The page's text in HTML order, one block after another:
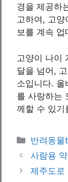
경을 제공하
고하여, 고양
보를 계속 업
고양이 나이
달을 넘어,
소입니다. 올
를 사랑하는
께할 수 있기
카
테
고
리
반려동물
사람용
제주도로